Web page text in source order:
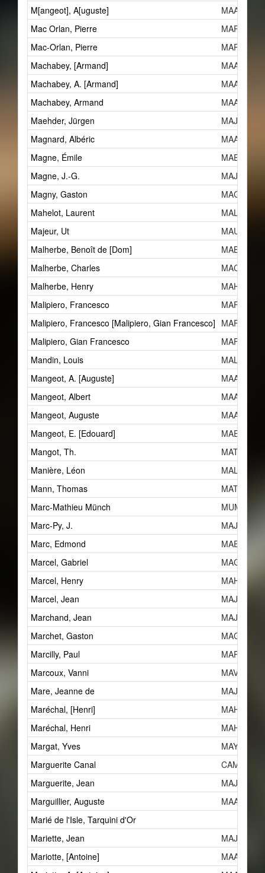
M[angeot], A[uguste]
MAAc
Mac Orlan, Pierre
MAP
Mac-Orlan, Pierre
MAP
Machabey, [Armand]
MAAa
Machabey, A. [Armand]
MAAa
Machabey, Armand
MAAa
Maehder, Jürgen
MAJe
Magnard, Albéric
MAA
Magne, Émile
MAE
Magne, J.-G.
MAJi
Magny, Gaston
MAGj
Mahelot, Laurent
MAL
Majeur, Ut
MAU
Malherbe, Benoît de [Dom]
MABb
Malherbe, Charles
MACb
Malherbe, Henry
MAH
Malipiero, Francesco
MAF
Malipiero, Francesco [Malipiero, Gian Francesco] MAF
Malipiero, Gian Francesco
MAF
Mandin, Louis
MALf
Mangeot, A. [Auguste]
MAAc
Mangeot, Albert
MAAh
Mangeot, Auguste
MAAc
Mangeot, E. [Edouard]
MAEc
Mangot, Th.
MATa
Manière, Léon
MALb
Mann, Thomas
MAT
Marc-Mathieu Münch
MUM
Marc-Py, J.
MAJn
Marc, Edmond
MAEb
Marcel, Gabriel
MAGe
Marcel, Henry
MAHf
Marcel, Jean
MAJl
Marchand, Jean
MAJf
Marchet, Gaston
MAGk
Marcilly, Paul
MAPb
Marcoux, Vanni
MAVa
Mare, Jeanne de
MAJd
Maréchal, [Henri]
MAHd
Maréchal, Henri
MAHd
Margat, Yves
MAY
Marguerite Canal
CAM
Marguerite, Jean
MAJm
Marguillier, Auguste
MAAe
Marié de l'Isle, Tarquini d'Or
Mariette, Jean
MAJa
Mariotte, [Antoine]
MAAd